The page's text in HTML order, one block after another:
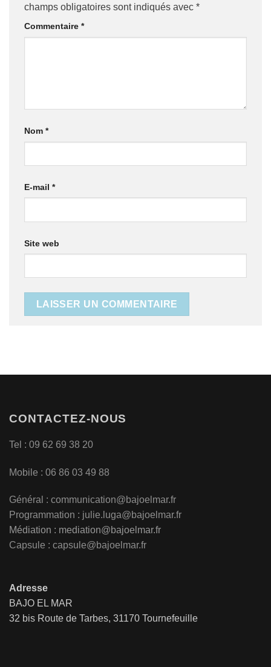
champs obligatoires sont indiqués avec *
Commentaire *
Nom *
E-mail *
Site web
CONTACTEZ-NOUS
Tel : 09 62 69 38 20
Mobile : 06 86 03 49 88
Général : communication@bajoelmar.fr
Programmation : julie.luga@bajoelmar.fr
Médiation : mediation@bajoelmar.fr
Capsule : capsule@bajoelmar.fr
Adresse
BAJO EL MAR
32 bis Route de Tarbes, 31170 Tournefeuille